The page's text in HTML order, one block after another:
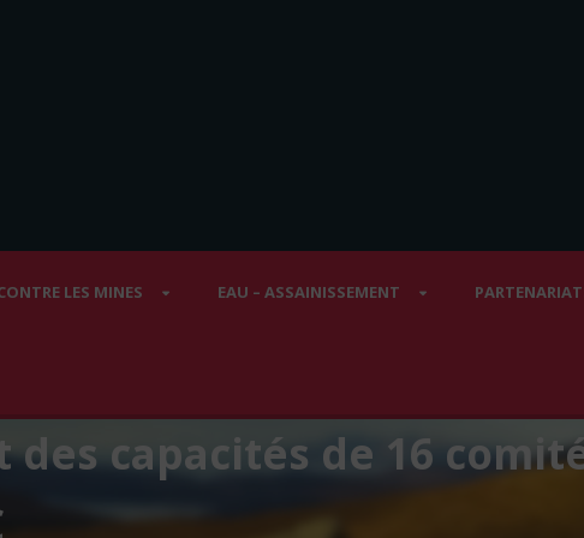
LES MINES EAU – ASSAINISSEMENT
capacités de 16